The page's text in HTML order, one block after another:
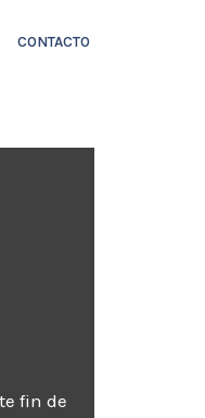
CONTACTO
fin de